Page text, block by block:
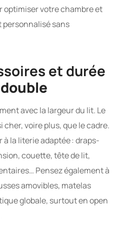
optimiser votre chambre et
sans
et durée
avec la largeur du lit. Le
voire plus, que le cadre.
à la literie adaptée : draps-
couette, tête de lit,
Pensez également à
amovibles, matelas
globale, surtout en open